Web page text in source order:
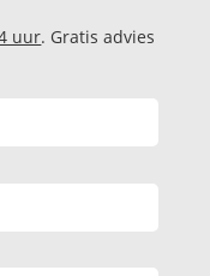
uur. Gratis advies